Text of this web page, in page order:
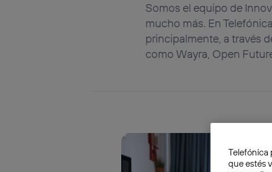
Somos el equipo de
mucho más. En
principalmente, a través
como Wayra, Open
Telefónica
que estés